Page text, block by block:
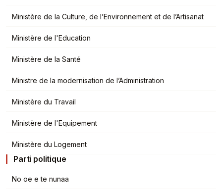
Ministère de la Culture, de l’Environnement et de l’Artisanat
Ministère de l'Education
Ministère de la Santé
Ministre de la modernisation de l’Administration
Ministère du Travail
Ministère de l'Equipement
Ministère du Logement
Parti politique
No oe e te nunaa